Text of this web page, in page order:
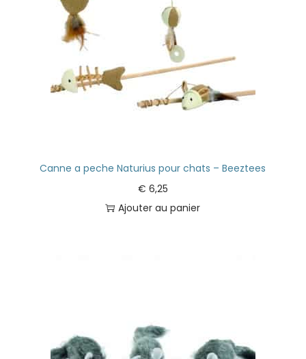
Canne a peche Naturius pour chats – Beeztees
€ 6,25
Ajouter au panier